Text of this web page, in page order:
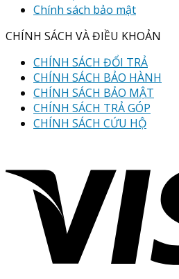
Chính sách bảo mật
CHÍNH SÁCH VÀ ĐIỀU KHOẢN
CHÍNH SÁCH ĐỔI TRẢ
CHÍNH SÁCH BẢO HÀNH
CHÍNH SÁCH BẢO MẬT
CHÍNH SÁCH TRẢ GÓP
CHÍNH SÁCH CỨU HỘ